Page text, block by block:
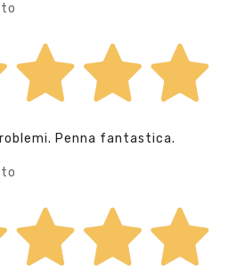
Penna fantastica.